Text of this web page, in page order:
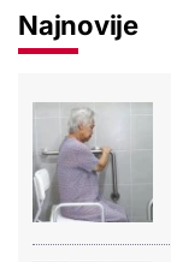
Najnovije